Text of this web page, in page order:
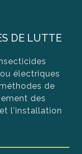
DE LUTTE
électriques
de
des
l'installation